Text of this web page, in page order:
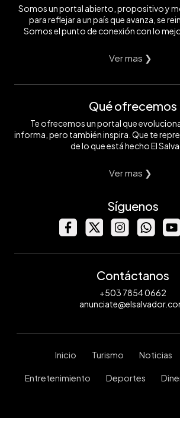
Somos un portal abierto, propositivo y
para reflejar a un país que avanza, se
Somos el punto de conexión con lo
Ver mas ❯
Qué ofrecemos
Te ofrecemos un portal que
informa, pero también inspira. Que te
de lo que está hecho El
Ver mas ❯
Síguenos
Contáctanos
+503 7854 0662
Inicio Turismo Noticias
Entretenimiento Deportes